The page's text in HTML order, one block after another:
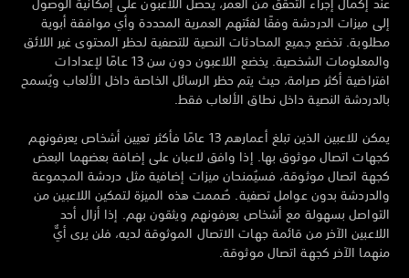
إكمال إجراء التحقق من العمر، يحصل اللاعبون على إمكانية الوصول
ميزات الدردشة وفقًا لفئتهم العمرية المحددة وأي موافقة أبوية
تخضع جميع المحادثات النصية للتصفية لحظر المحتوى غير اللائق
والمعلومات الشخصية. يخضع اللاعبون دون سن 13 عامًا لإعدادات
أكثر صرامة، حيث يتم حظر الرسائل الخاصة داخل الألعاب ويُسمح
النصية داخل نطاق الألعاب فقط.
يمكن للاعبين الذين تبلغ أعمارهم 13 عامًا فأكثر تعيين أشخاص يعرفونهم
اتصال موثوق بها. إذا وافق لاعبان على إضافة بعضهما البعض
اتصال موثوقة، فسيُمنحان ميزات إضافية مثل دردشة المجموعة
بدون عوامل تصفية. صُممت هذه الميزة لتمكين اللاعبين من
بسهولة مع أشخاص يعرفونهم ويثقون بهم. إذا أزال أحد
الآخر من قائمة جهات الاتصال الموثوقة لديه، فلن يرى أيٌّ
الآخر كجهة اتصال موثوقة.